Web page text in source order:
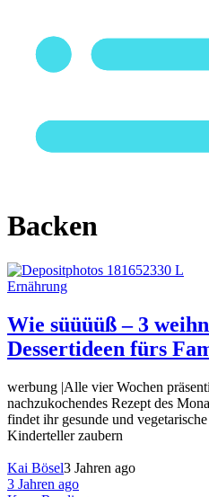
Backen
Ernährung
Wie süüüüß – 3
Dessertideen fürs
werbung |Alle vier Wochen
nachzukochendes Rezept des
findet ihr gesunde und
Kinderteller zaubern
Kai Bösel3 Jahren ago
3 Jahren ago